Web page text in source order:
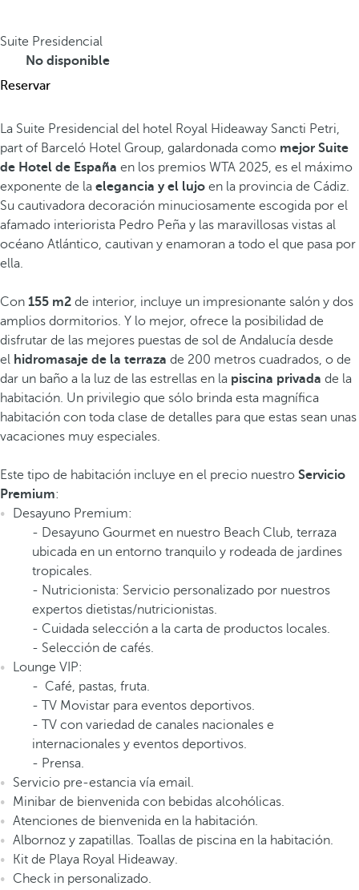
Suite Presidencial
No disponible
Reservar
La Suite Presidencial del hotel Royal Hideaway Sancti Petri,
part of Barceló Hotel Group, galardonada como mejor Suite
de Hotel de España en los premios WTA 2025, es el máximo
exponente de la elegancia y el lujo en la provincia de Cádiz.
Su cautivadora decoración minuciosamente escogida por el
afamado interiorista Pedro Peña y las maravillosas vistas al
océano Atlántico, cautivan y enamoran a todo el que pasa por
ella.
Con 155 m2 de interior, incluye un impresionante salón y dos
amplios dormitorios. Y lo mejor, ofrece la posibilidad de
disfrutar de las mejores puestas de sol de Andalucía desde
el hidromasaje de la terraza de 200 metros cuadrados, o de
dar un baño a la luz de las estrellas en la piscina privada de la
habitación. Un privilegio que sólo brinda esta magnífica
habitación con toda clase de detalles para que estas sean unas
vacaciones muy especiales.
Este tipo de habitación incluye en el precio nuestro Servicio
Premium:
Desayuno Premium:
- Desayuno Gourmet en nuestro Beach Club, terraza
ubicada en un entorno tranquilo y rodeada de jardines
tropicales.
- Nutricionista: Servicio personalizado por nuestros
expertos dietistas/nutricionistas.
- Cuidada selección a la carta de productos locales.
- Selección de cafés.
Lounge VIP:
- Café, pastas, fruta.
- TV Movistar para eventos deportivos.
- TV con variedad de canales nacionales e
internacionales y eventos deportivos.
- Prensa.
Servicio pre-estancia vía email.
Minibar de bienvenida con bebidas alcohólicas.
Atenciones de bienvenida en la habitación.
Albornoz y zapatillas. Toallas de piscina en la habitación.
Kit de Playa Royal Hideaway.
Check in personalizado.